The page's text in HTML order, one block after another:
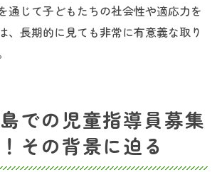
通じて子どもたちの社会性や適応力を
、長期的に見ても非常に有意義な取り
での児童指導員募集
その背景に迫る